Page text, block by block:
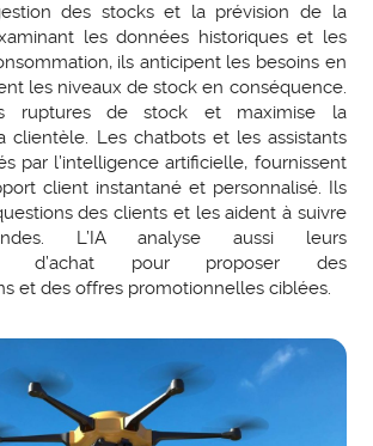
des stocks et la prévision de la
les données historiques et les
ils anticipent les besoins en
les niveaux de stock en conséquence.
ruptures de stock et maximise la
clientèle. Les chatbots et les assistants
par l’intelligence artificielle, fournissent
client instantané et personnalisé. Ils
des clients et les aident à suivre
L’IA analyse aussi leurs
d’achat pour proposer des
et des offres promotionnelles ciblées.